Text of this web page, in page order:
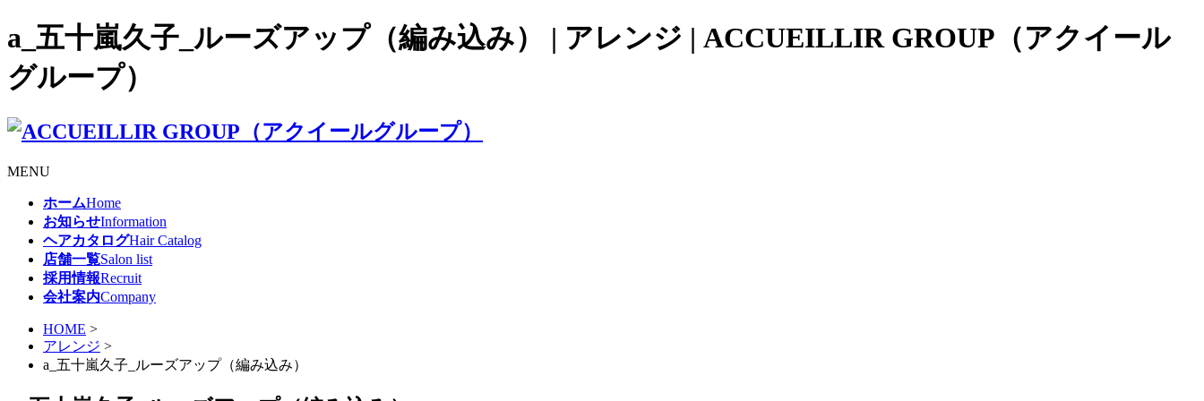
a_五十嵐久子_ルーズアップ（編み込み） | アレンジ | ACCUEILLIR GROUP（アクイール
グループ）
MENU
ホームHome
お知らせInformation
ヘアカタログHair Catalog
店舗一覧Salon list
採用情報Recruit
会社案内Company
HOME >
アレンジ >
a_五十嵐久子_ルーズアップ（編み込み）